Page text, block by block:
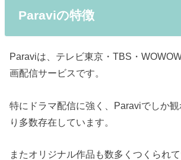
Paraviの特徴
Paraviは、テレビ東京・TBS・
画配信サービスです。
特にドラマ配信に強く、Paraviでしか
り多数存在しています。
またオリジナル作品も数多くつくられ